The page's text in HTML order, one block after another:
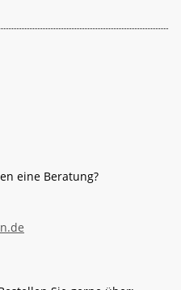
eine Beratung?